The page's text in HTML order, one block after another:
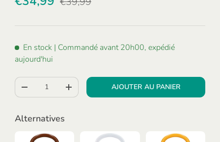
En stock | Commandé avant 20h00, expédié
aujourd'hui
Qté
-
+ AJOUTER AU PANIER
Alternatives